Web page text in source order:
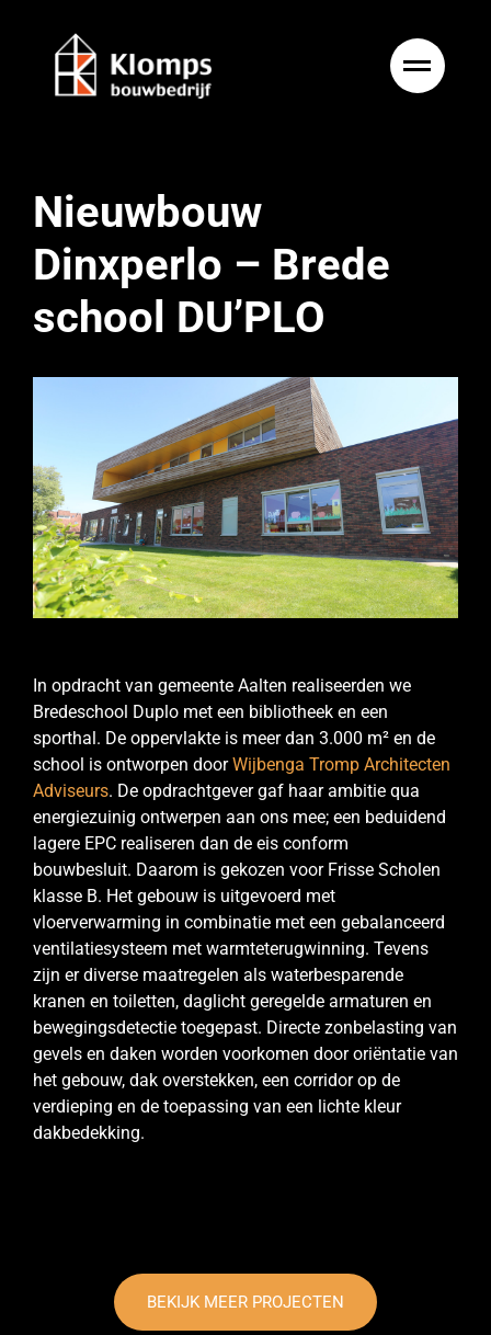
Nieuwbouw
Dinxperlo – Brede
school DU’PLO
In opdracht van gemeente Aalten realiseerden we
Bredeschool Duplo met een bibliotheek en een
sporthal. De oppervlakte is meer dan 3.000 m² en de
school is ontworpen doorWijbenga Tromp Architecten
Adviseurs. De opdrachtgever gaf haar ambitie qua
energiezuinig ontwerpen aan ons mee; een beduidend
lagere EPC realiseren dan de eis conform
bouwbesluit. Daarom is gekozen voor Frisse Scholen
klasse B. Het gebouw is uitgevoerd met
vloerverwarming in combinatie met een gebalanceerd
ventilatiesysteem met warmteterugwinning. Tevens
zijn er diverse maatregelen als waterbesparende
kranen en toiletten, daglicht geregelde armaturen en
bewegingsdetectie toegepast. Directe zonbelasting van
gevels en daken worden voorkomen door oriëntatie van
het gebouw, dak overstekken, een corridor op de
verdieping en de toepassing van een lichte kleur
dakbedekking.
BEKIJK MEER PROJECTEN